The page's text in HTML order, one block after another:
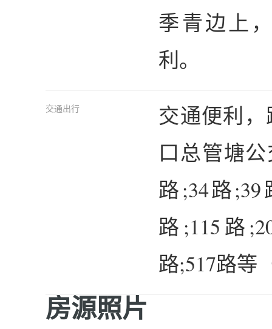
季青边上
利。
交通出行
交通便利
口总管塘
路;34路;39
路;115路
路;517路等
房源照片